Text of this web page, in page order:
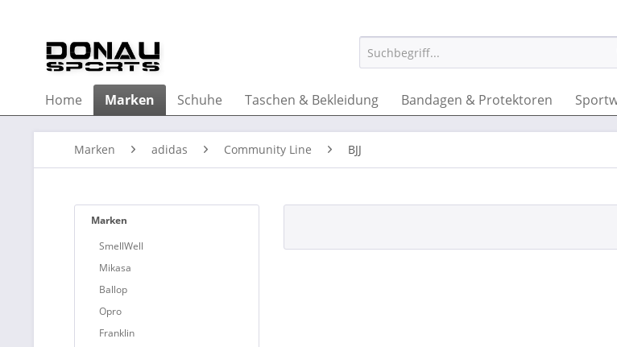
Home Marken Schuhe Taschen & Bekleidung Bandagen & Protektoren
Marken adidas Community Line BJJ
Marken
SmellWell
Mikasa
Ballop
Opro
Franklin